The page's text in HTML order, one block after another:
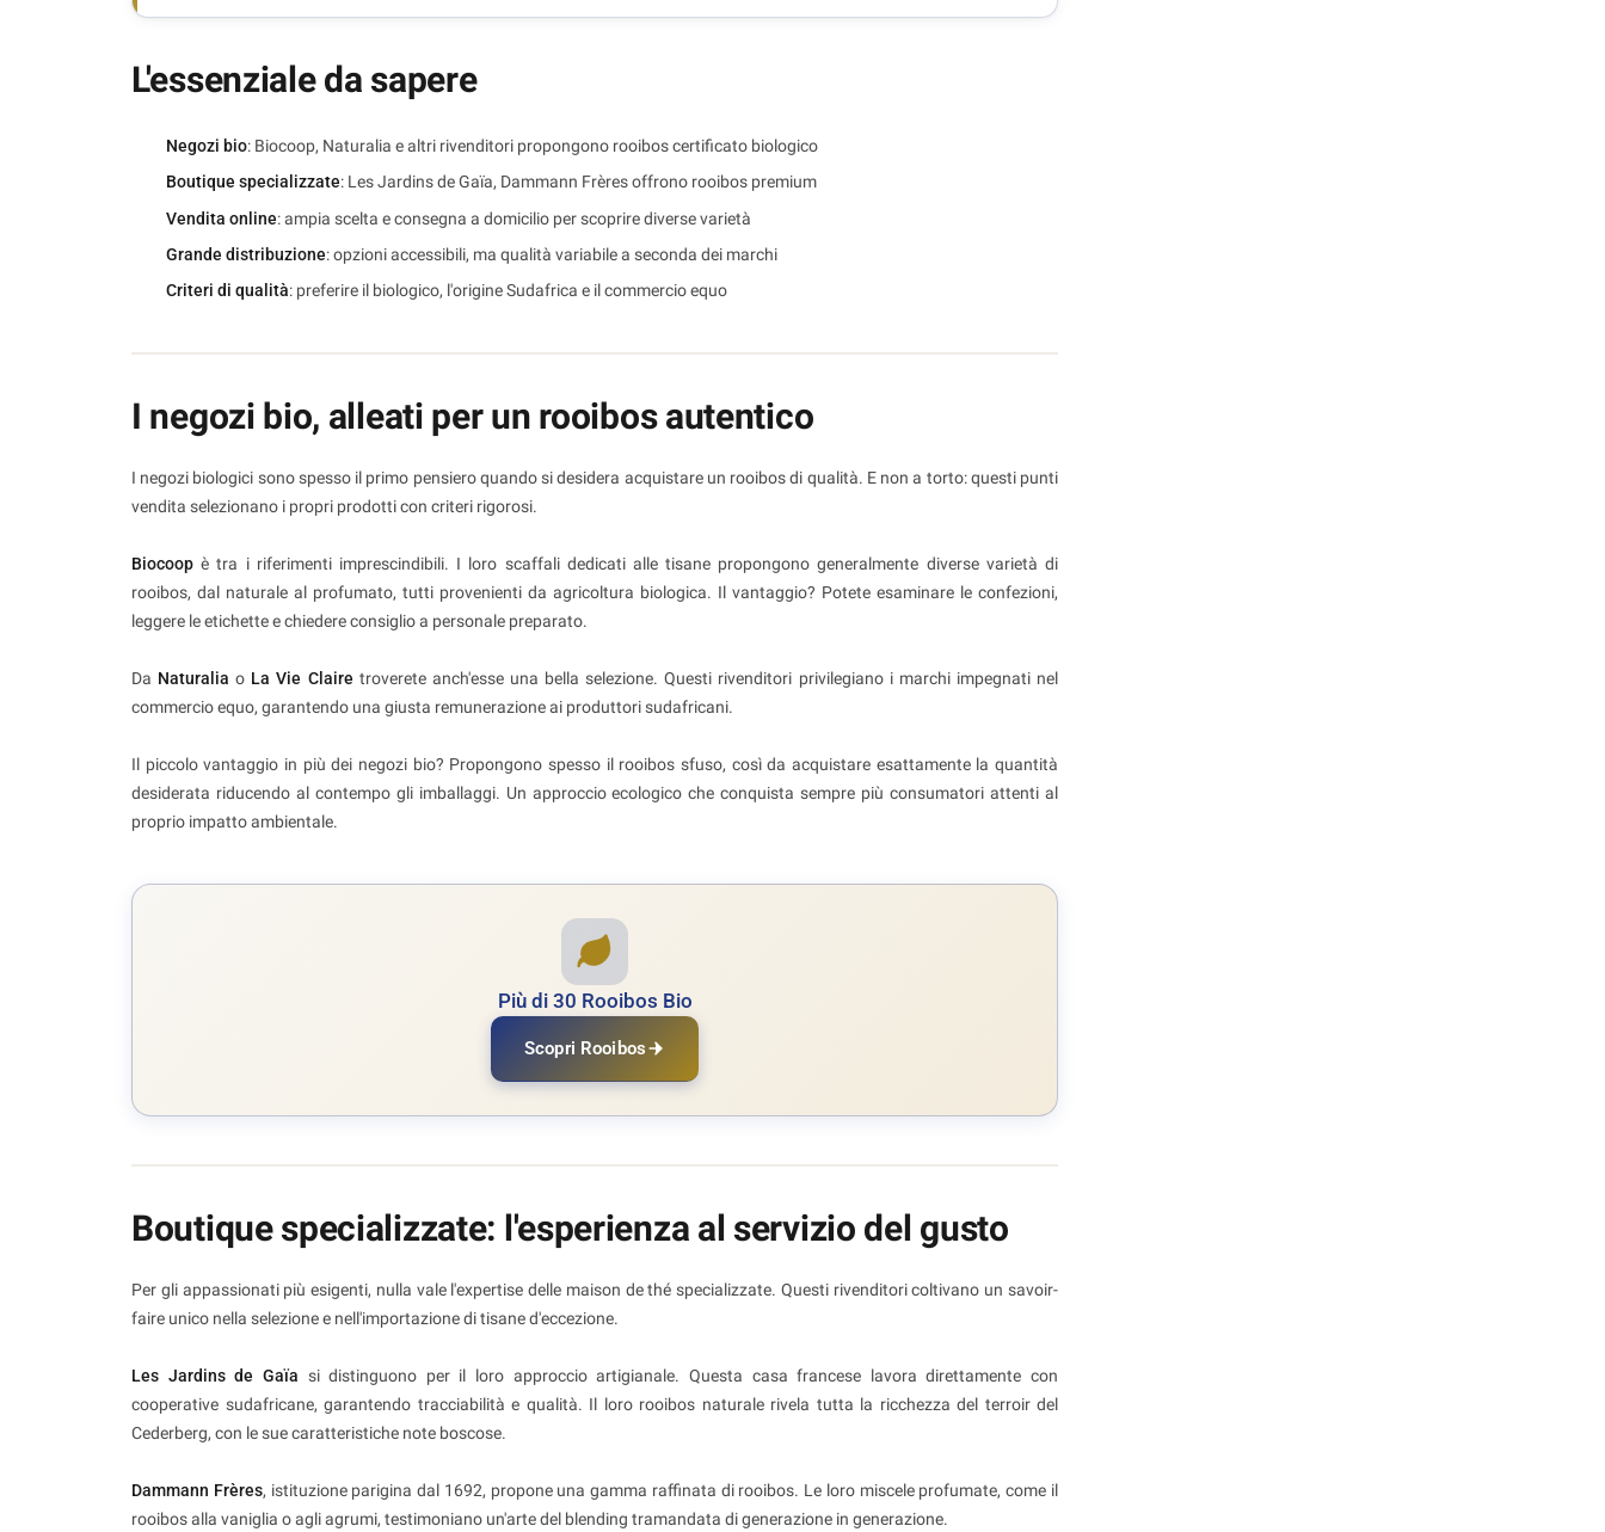
L'essenziale da sapere
Negozi bio: Biocoop, Naturalia e altri rivenditori propongono rooibos certificato biologico
Boutique specializzate: Les Jardins de Gaïa, Dammann Frères offrono rooibos premium
Vendita online: ampia scelta e consegna a domicilio per scoprire diverse varietà
Grande distribuzione: opzioni accessibili, ma qualità variabile a seconda dei marchi
Criteri di qualità: preferire il biologico, l'origine Sudafrica e il commercio equo
I negozi bio, alleati per un rooibos autentico
I negozi biologici sono spesso il primo pensiero quando si desidera acquistare un rooibos di qualità. E non a torto: questi punti
vendita selezionano i propri prodotti con criteri rigorosi.
Biocoop è tra i riferimenti imprescindibili. I loro scaffali dedicati alle tisane propongono generalmente diverse varietà di
rooibos, dal naturale al profumato, tutti provenienti da agricoltura biologica. Il vantaggio? Potete esaminare le confezioni,
leggere le etichette e chiedere consiglio a personale preparato.
Da Naturalia o La Vie Claire troverete anch'esse una bella selezione. Questi rivenditori privilegiano i marchi impegnati nel
commercio equo, garantendo una giusta remunerazione ai produttori sudafricani.
Il piccolo vantaggio in più dei negozi bio? Propongono spesso il rooibos sfuso, così da acquistare esattamente la quantità
desiderata riducendo al contempo gli imballaggi. Un approccio ecologico che conquista sempre più consumatori attenti al
proprio impatto ambientale.
Più di 30 Rooibos Bio
Scopri Rooibos
Boutique specializzate: l'esperienza al servizio del gusto
Per gli appassionati più esigenti, nulla vale l'expertise delle maison de thé specializzate. Questi rivenditori coltivano un savoir-
faire unico nella selezione e nell'importazione di tisane d'eccezione.
Les Jardins de Gaïa si distinguono per il loro approccio artigianale. Questa casa francese lavora direttamente con
cooperative sudafricane, garantendo tracciabilità e qualità. Il loro rooibos naturale rivela tutta la ricchezza del terroir del
Cederberg, con le sue caratteristiche note boscose.
Dammann Frères, istituzione parigina dal 1692, propone una gamma raffinata di rooibos. Le loro miscele profumate, come il
rooibos alla vaniglia o agli agrumi, testimoniano un'arte del blending tramandata di generazione in generazione.